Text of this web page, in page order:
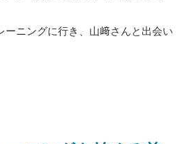
ーニングに行き、山﨑さんと出会い